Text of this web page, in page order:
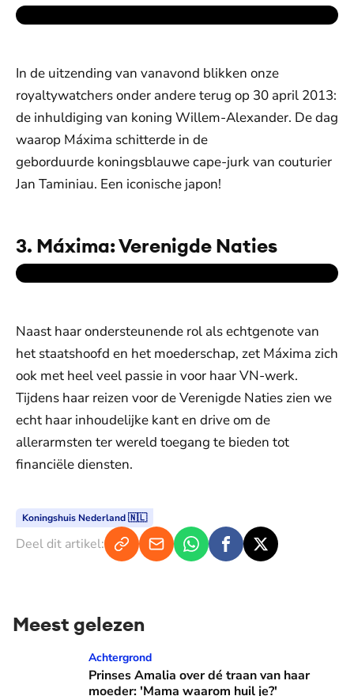
In de uitzending van vanavond blikken onze
royaltywatchers onder andere terug op 30 april 2013:
de inhuldiging van koning Willem-Alexander. De dag
waarop Máxima schitterde in de
geborduurde koningsblauwe cape-jurk van couturier
Jan Taminiau. Een iconische japon!
3. Máxima: Verenigde Naties
Naast haar ondersteunende rol als echtgenote van
het staatshoofd en het moederschap, zet Máxima zich
ook met heel veel passie in voor haar VN-werk.
Tijdens haar reizen voor de Verenigde Naties zien we
echt haar inhoudelijke kant en drive om de
allerarmsten ter wereld toegang te bieden tot
financiële diensten.
Koningshuis Nederland 🇳🇱
Deel dit artikel:
Meest gelezen
Prinses Amalia over dé traan van haar moeder: 'Mama
Achtergrond
Prinses Amalia over dé traan van haar
moeder: 'Mama waarom huil je?'